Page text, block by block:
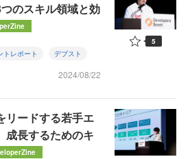
のスキル領域と効
トレポート デブスト
2024/08/22
5
リードする若手エ
成長するためのキ